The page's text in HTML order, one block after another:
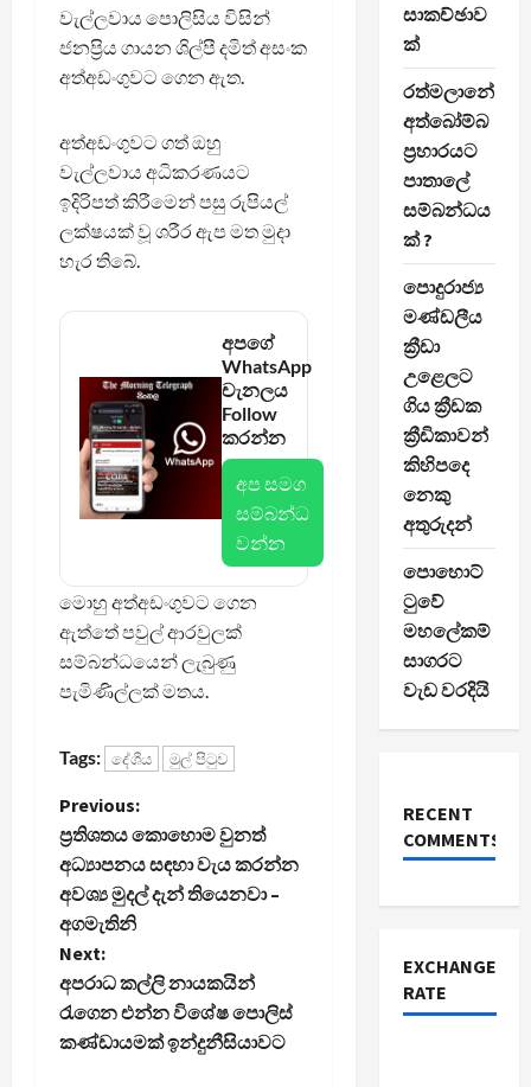
වැල්ලවාය පොලිසිය විසින්
ජනප්‍රිය ගායන ශිල්පී දමිත් අසංක
අත්අඩංගුවට ගෙන ඇත.
අත්අඩංගුවට ගත් ඔහු
වැල්ලවාය අධිකරණයට
ඉදිරිපත් කිරීමෙන් පසු රුපියල්
ලක්ෂයක් වූ ශරීර ඇප මත මුදා
හැර තිබේ.
අපගේ
WhatsApp
චැනලය
Follow
කරන්න
අප සමග
සම්බන්ධ
වන්න
මොහු අත්අඩංගුවට ගෙන
ඇත්තේ පවුල් ආරවුලක්
සම්බන්ධයෙන් ලැබුණු
පැමිණිල්ලක් මතය.
Tags: දේශීය මුල් පිටුව
P
o
s
t
n
a
Previous:
ප්‍රතිශතය කොහොම වුනත්
අධ්‍යාපනය සඳහා වැය කරන්න
අවශ්‍ය මුදල් දැන් තියෙනවා –
අගමැතිනි
Next:
අපරාධ කල්ලි නායකයින්
රැගෙන එන්න විශේෂ පොලිස්
කණ්ඩායමක් ඉන්දුනීසියාවට
සාකච්ඡාව
ක්
රත්මලානේ
අත්බෝම්බ
ප්‍රහාරයට
පාතාලේ
සම්බන්ධය
ක් ?
පොදුරාජ්‍ය
මණ්ඩලීය
ක්‍රීඩා
උළෙලට
ගිය ක්‍රීඩක
ක්‍රීඩිකාවන්
කිහිපදෙ
නෙකු
අතුරුදන්
පොහොට්
ටුවේ
මහලේකම්
සාගරට
වැඩ වරදියි
RECENT
COMMENTS
EXCHANGE
RATE